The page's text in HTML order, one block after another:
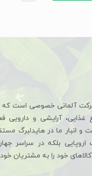
آلمانی خصوصی است که
غذایی، آرایشی و
و انبار ما در هایدلبرگ
اروپایی بلکه در سراسر
خود را به مشتریان